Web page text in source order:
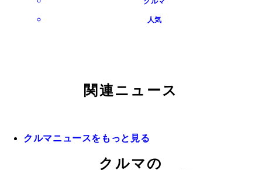
人気
関連ニュース
クルマニュースをもっと見る
クルマの